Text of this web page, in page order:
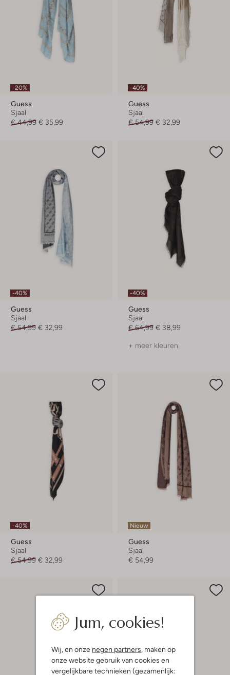
Jum, cookies!
Wij, en onze negen partners, maken op
onze website gebruik van cookies en
vergelijkbare technieken (gezamenlijk:
-20%
Guess
Sjaal
€ 44,99 € 35,99
-40%
Guess
Sjaal
€ 54,99 € 32,99
-40%
Guess
Sjaal
€ 54,99 € 32,99
-40%
Guess
Sjaal
€ 64,99 € 38,99
+ meer kleuren
-40%
Guess
Sjaal
€ 54,99 € 32,99
Nieuw
Guess
Sjaal
€ 54,99